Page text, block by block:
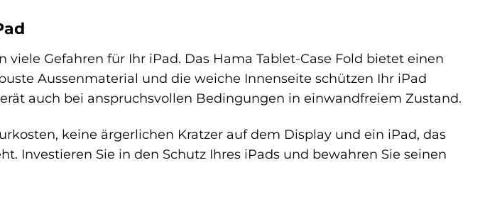
viele Gefahren für Ihr iPad. Das Hama Tablet-Case Fold bietet einen
Aussenmaterial und die weiche Innenseite schützen Ihr iPad
auch bei anspruchsvollen Bedingungen in einwandfreiem Zustand.
keine ärgerlichen Kratzer auf dem Display und ein iPad, das
Investieren Sie in den Schutz Ihres iPads und bewahren Sie seinen